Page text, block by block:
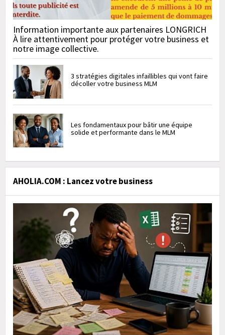
Information importante aux partenaires LONGRICH
À lire attentivement pour protéger votre business et
notre image collective.
3 stratégies digitales infaillibles qui vont faire
décoller votre business MLM
Les fondamentaux pour bâtir une équipe
solide et performante dans le MLM
AHOLIA.COM : Lancez votre business